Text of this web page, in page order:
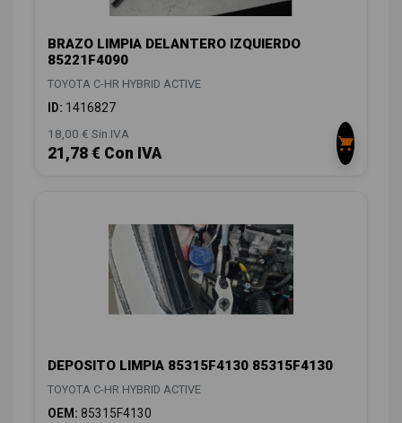
BRAZO LIMPIA DELANTERO IZQUIERDO
85221F4090
TOYOTA C-HR HYBRID ACTIVE
ID: 1416827
18,00 € Sin IVA
21,78 € Con IVA
DEPOSITO LIMPIA 85315F4130 85315F4130
TOYOTA C-HR HYBRID ACTIVE
OEM: 85315F4130